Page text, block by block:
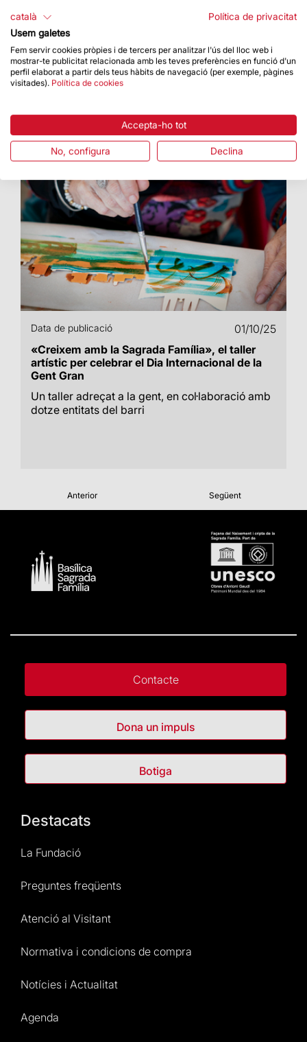
La façana del Naixement es va il·luminar el 9
d’octubre
Data de publicació
01/10/25
«Creixem amb la Sagrada Família», el taller
artístic per celebrar el Dia Internacional de la
Gent Gran
Un taller adreçat a la gent, en col·laboració amb
dotze entitats del barri
Anterior Següent
Contacte
Dona un impuls
Botiga
Destacats
La Fundació
Preguntes freqüents
Atenció al Visitant
Normativa i condicions de compra
Notícies i Actualitat
Agenda
català
Política de privacitat
Usem galetes
Fem servir cookies pròpies i de tercers per analitzar l'ús del lloc web i
mostrar-te publicitat relacionada amb les teves preferències en funció d'un
perfil elaborat a partir dels teus hàbits de navegació (per exemple, pàgines
visitades). Política de cookies
Accepta-ho tot
No, configura Declina